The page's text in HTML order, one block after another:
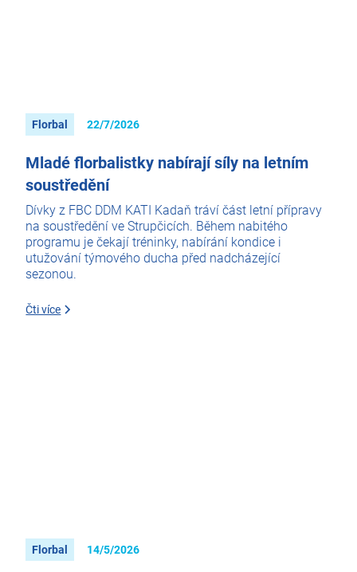
Florbal 22/7/2026
Mladé florbalistky nabírají síly na letním
soustředění
Dívky z FBC DDM KATI Kadaň tráví část letní přípravy
na soustředění ve Strupčicích. Během nabitého
programu je čekají tréninky, nabírání kondice i
utužování týmového ducha před nadcházející
sezonou.
Čti více
Florbal 14/5/2026